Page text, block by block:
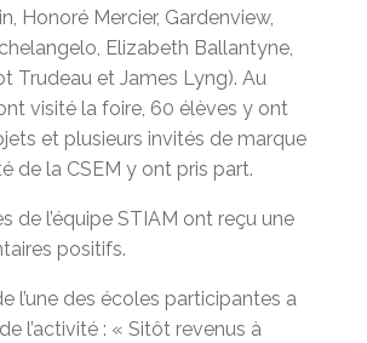
Honoré Mercier, Gardenview,
Elizabeth Ballantyne,
Trudeau et James Lyng). Au
visité la foire, 60 élèves y ont
et plusieurs invités de marque
de la CSEM y ont pris part.
de l’équipe STIAM ont reçu une
positifs.
l’une des écoles participantes a
l’activité : « Sitôt revenus à